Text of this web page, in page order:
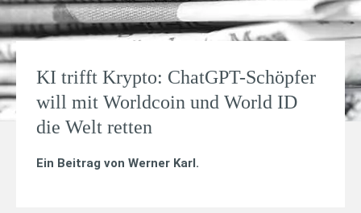
KI trifft Krypto: ChatGPT-Schöpfer
will mit Worldcoin und World ID
die Welt retten
Ein Beitrag von Werner Karl.